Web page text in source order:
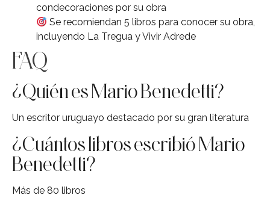
condecoraciones por su obra
Se recomiendan 5 libros para conocer su obra,
incluyendo La Tregua y Vivir Adrede
FAQ
¿Quién es Mario Benedetti?
Un escritor uruguayo destacado por su gran literatura
¿Cuántos libros escribió Mario
Benedetti?
Más de 80 libros